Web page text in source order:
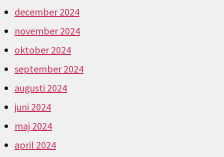
december 2024
november 2024
oktober 2024
september 2024
augusti 2024
juni 2024
maj 2024
april 2024